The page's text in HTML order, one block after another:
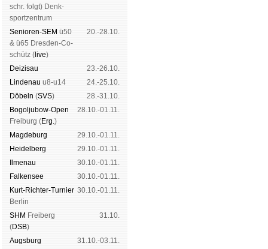
schr. folgt) Denk­
sport­zen­trum
Senioren-SEM ü50
& ü65 Dres­den-Co­
schütz ( live)
20.-28.10.
Dei­zi­sau
23.-26.10.
Lin­de­nau u8-u14
24.-25.10.
Dö­beln (SVS)
28.-31.10.
Bogoljubow-Open
Frei­burg (Erg.)
28.10.-01.11.
Mag­de­burg
29.10.-01.11.
Hei­del­berg
29.10.-01.11.
Il­me­nau
30.10.-01.11.
Fal­ken­see
30.10.-01.11.
Kurt-Rich­ter-Tur­nier
Ber­lin
30.10.-01.11.
SHM Frei­berg
(DSB)
31.10.
Augs­burg
31.10.-03.11.